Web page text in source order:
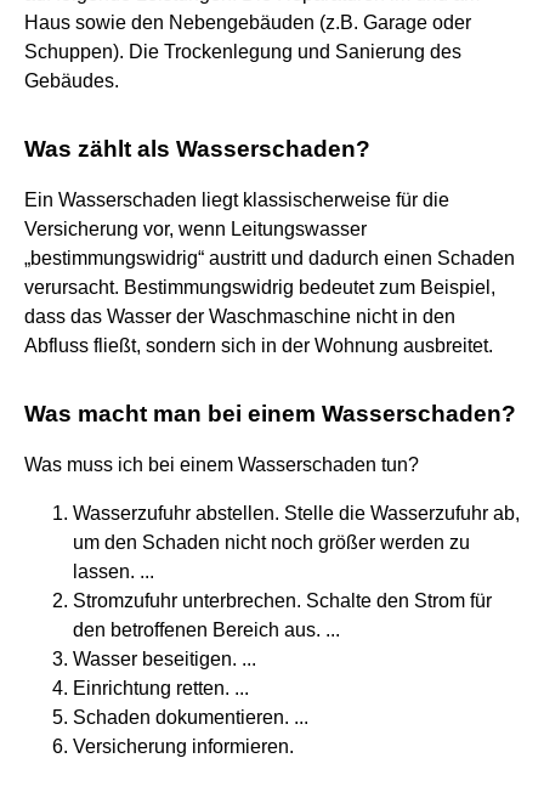
Haus sowie den Nebengebäuden (z.B. Garage oder
Schuppen). Die Trockenlegung und Sanierung des
Gebäudes.
Was zählt als Wasserschaden?
Ein Wasserschaden liegt klassischerweise für die
Versicherung vor, wenn Leitungswasser
„bestimmungswidrig“ austritt und dadurch einen Schaden
verursacht. Bestimmungswidrig bedeutet zum Beispiel,
dass das Wasser der Waschmaschine nicht in den
Abfluss fließt, sondern sich in der Wohnung ausbreitet.
Was macht man bei einem Wasserschaden?
Was muss ich bei einem Wasserschaden tun?
Wasserzufuhr abstellen. Stelle die Wasserzufuhr ab,
um den Schaden nicht noch größer werden zu
lassen. ...
Stromzufuhr unterbrechen. Schalte den Strom für
den betroffenen Bereich aus. ...
Wasser beseitigen. ...
Einrichtung retten. ...
Schaden dokumentieren. ...
Versicherung informieren.